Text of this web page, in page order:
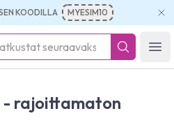
KOODILLA MYESIM10
- rajoittamaton